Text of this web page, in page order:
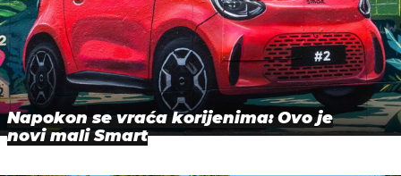
Napokon se vraća korijenima: Ovo je
novi mali Smart